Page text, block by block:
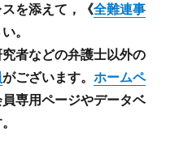
を添えて，《全難連事
。
者などの弁護士以外の
がございます。ホームペ
専用ページやデータベ